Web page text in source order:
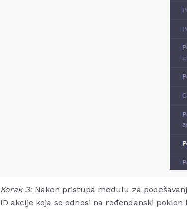
Korak 3: Nakon pristupa modulu za
ID akcije koja se odnosi na rođendanski